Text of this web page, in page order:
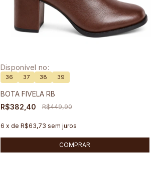
Disponível no:
36 37 38 39
BOTA FIVELA RB
R$382,40
R$449,90
6 x de R$63,73 sem juros
COMPRAR